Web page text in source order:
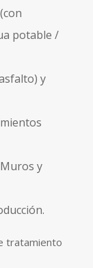
potable /
y
y
tratamiento